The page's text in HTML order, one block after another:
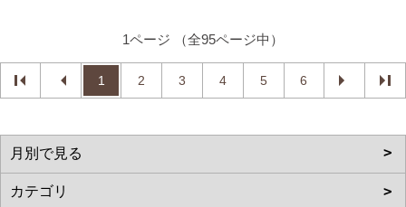
1ページ （全95ページ中）
1 2 3 4 5 6